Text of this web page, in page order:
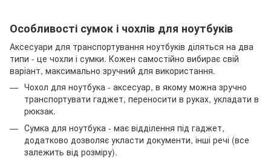
Особливості сумок і чохлів для ноутбуків
Аксесуари для транспортування ноутбуків діляться на два
типи - це чохли і сумки. Кожен самостійно вибирає свій
варіант, максимально зручний для використання.
Чохол для ноутбука - аксесуар, в якому можна зручно
транспортувати гаджет, переносити в руках, укладати в
рюкзак.
Сумка для ноутбука - має відділення під гаджет,
додатково дозволяє укласти документи, інші речі (все
залежить від розміру).